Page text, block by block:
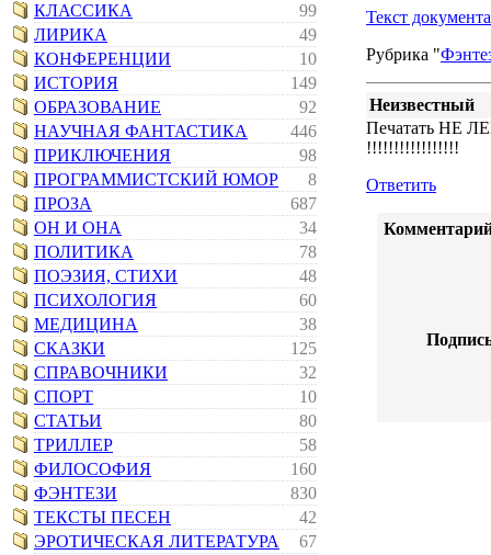
КЛАССИКА
99
ЛИРИКА
49
КОНФЕРЕНЦИИ
10
ИСТОРИЯ
149
ОБРАЗОВАНИЕ
92
НАУЧНАЯ ФАНТАСТИКА
446
ПРИКЛЮЧЕНИЯ
98
ПРОГРАММИСТСКИЙ ЮМОР
8
ПРОЗА
687
ОН И ОНА
34
ПОЛИТИКА
78
ПОЭЗИЯ, СТИХИ
48
ПСИХОЛОГИЯ
60
МЕДИЦИНА
38
СКАЗКИ
125
СПРАВОЧНИКИ
32
СПОРТ
10
СТАТЬИ
80
ТРИЛЛЕР
58
ФИЛОСОФИЯ
160
ФЭНТЕЗИ
830
ТЕКСТЫ ПЕСЕН
42
ЭРОТИЧЕСКАЯ ЛИТЕРАТУРА
67
Текст документа
Рубрика "
Неизвестный
Печатать НЕ
!!!!!!!!!!!!!!!!!
Ответить